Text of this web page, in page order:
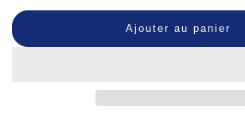
Boîte
Ajouter au panier